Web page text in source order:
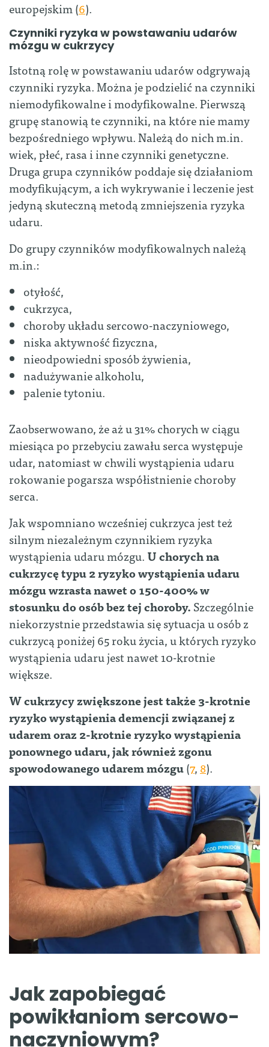
europejskim (6).
Czynniki ryzyka w powstawaniu udarów
mózgu w cukrzycy
Istotną rolę w powstawaniu udarów odgrywają
czynniki ryzyka. Można je podzielić na czynniki
niemodyfikowalne i modyfikowalne. Pierwszą
grupę stanowią te czynniki, na które nie mamy
bezpośredniego wpływu. Należą do nich m.in.
wiek, płeć, rasa i inne czynniki genetyczne.
Druga grupa czynników poddaje się działaniom
modyfikującym, a ich wykrywanie i leczenie jest
jedyną skuteczną metodą zmniejszenia ryzyka
udaru.
Do grupy czynników modyfikowalnych należą
m.in.:
otyłość,
cukrzyca,
choroby układu sercowo-naczyniowego,
niska aktywność fizyczna,
nieodpowiedni sposób żywienia,
nadużywanie alkoholu,
palenie tytoniu.
Zaobserwowano, że aż u 31% chorych w ciągu
miesiąca po przebyciu zawału serca występuje
udar, natomiast w chwili wystąpienia udaru
rokowanie pogarsza współistnienie choroby
serca.
Jak wspomniano wcześniej cukrzyca jest też
silnym niezależnym czynnikiem ryzyka
wystąpienia udaru mózgu.U chorych na
cukrzycę typu 2 ryzyko wystąpienia udaru
mózgu wzrasta nawet o 150-400% w
stosunku do osób bez tej choroby.Szczególnie
niekorzystnie przedstawia się sytuacja u osób z
cukrzycą poniżej 65 roku życia, u których ryzyko
wystąpienia udaru jest nawet 10-krotnie
większe.
W cukrzycy zwiększone jest także 3-krotnie
ryzyko wystąpienia demencji związanej z
udarem oraz 2-krotnie ryzyko wystąpienia
ponownego udaru, jak również zgonu
spowodowanego udarem mózgu(7,8).
Jak zapobiegać
powikłaniom sercowo-
naczyniowym?